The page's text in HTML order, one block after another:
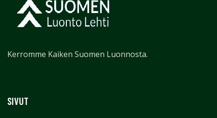
Kerromme Kaiken Suomen Luonnosta.
SIVUT